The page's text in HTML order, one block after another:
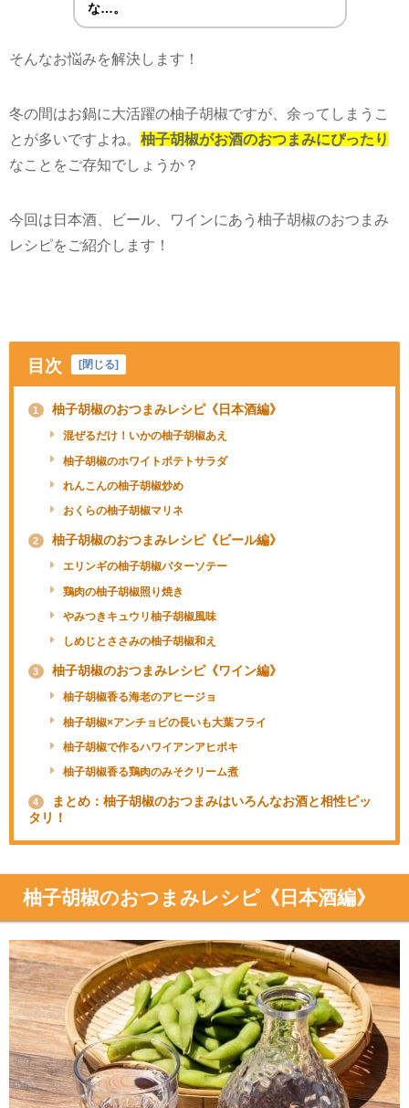
な…。
そんなお悩みを解決します！
冬の間はお鍋に大活躍の柚子胡椒ですが、余ってしまうこ
とが多いですよね。 柚子胡椒がお酒のおつまみにぴったり
なことをご存知でしょうか？
今回は日本酒、ビール、ワインにあう柚子胡椒のおつまみ
レシピをご紹介します！
目次 [閉じる]
1 柚子胡椒のおつまみレシピ《日本酒編》
混ぜるだけ！いかの柚子胡椒あえ
柚子胡椒のホワイトポテトサラダ
れんこんの柚子胡椒炒め
おくらの柚子胡椒マリネ
2 柚子胡椒のおつまみレシピ《ビール編》
エリンギの柚子胡椒バターソテー
鶏肉の柚子胡椒照り焼き
やみつきキュウリ柚子胡椒風味
しめじとささみの柚子胡椒和え
3 柚子胡椒のおつまみレシピ《ワイン編》
柚子胡椒香る海老のアヒージョ
柚子胡椒×アンチョビの長いも大葉フライ
柚子胡椒で作るハワイアンアヒポキ
柚子胡椒香る鶏肉のみそクリーム煮
4
まとめ：柚子胡椒のおつまみはいろんなお酒と相性ピッ
タリ！
柚子胡椒のおつまみレシピ《日本酒編》